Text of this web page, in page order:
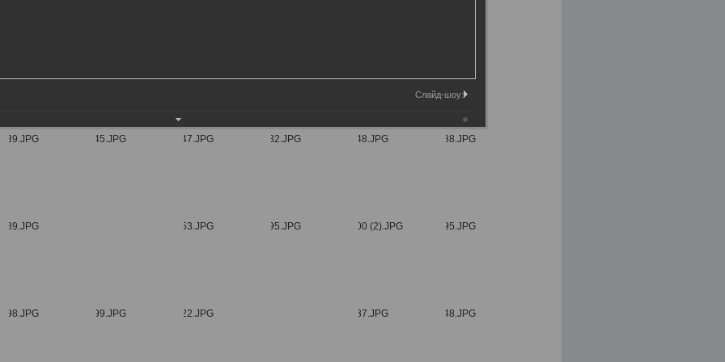
Слайд-шоу: